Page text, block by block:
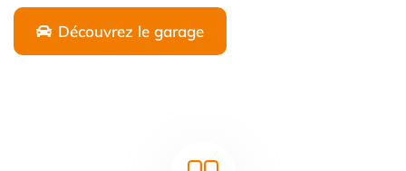
Découvrez le garage